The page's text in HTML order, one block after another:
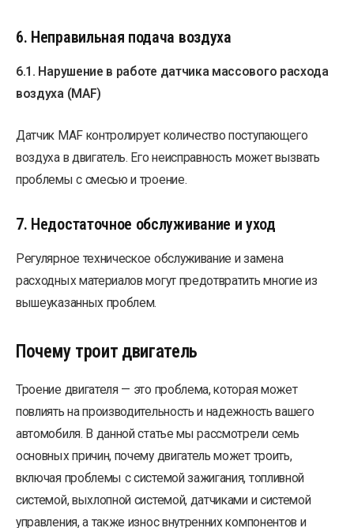
6. Неправильная подача воздуха
6.1. Нарушение в работе датчика массового расхода
воздуха (MAF)
Датчик MAF контролирует количество поступающего
воздуха в двигатель. Его неисправность может вызвать
проблемы с смесью и троение.
7. Недостаточное обслуживание и уход
Регулярное техническое обслуживание и замена
расходных материалов могут предотвратить многие из
вышеуказанных проблем.
Почему троит двигатель
Троение двигателя — это проблема, которая может
повлиять на производительность и надежность вашего
автомобиля. В данной статье мы рассмотрели семь
основных причин, почему двигатель может троить,
включая проблемы с системой зажигания, топливной
системой, выхлопной системой, датчиками и системой
управления, а также износ внутренних компонентов и